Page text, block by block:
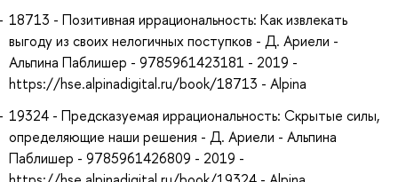
18713 - Позитивная иррациональность: Как извлекать
выгоду из своих нелогичных поступков - Д. Ариели -
Альпина Паблишер - 9785961423181 - 2019 -
https://hse.alpinadigital.ru/book/18713 - Alpina
19324 - Предсказуемая иррациональность: Скрытые силы,
определяющие наши решения - Д. Ариели - Альпина
Паблишер - 9785961426809 - 2019 -